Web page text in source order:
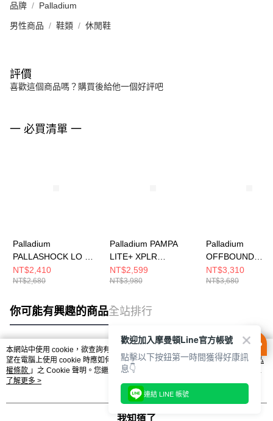
品牌 Palladium
男性商品 鞋類 休閒鞋
評價
喜歡這個商品嗎？購買後給他一個好評吧
一 必買清單 一
Palladium
PALLASHOCK LO OG
WP+~BLACK/BLACK
男女 休閒鞋 74408001
NT$2,410
NT$2,680
Palladium PAMPA
LITE+ XPLR
WP+~BLACK 男女 休
閒鞋 74383008
NT$2,599
NT$3,980
Palladium
OFFBOUND
WP+~BLACK 男
閒鞋 74482008
NT$3,310
NT$3,680
你可能有興趣的商品全站排行
熱門標籤
本網站中使用 cookie，欲查詢有關本網站使用 cookie 方式之詳情，及若您不希
望在電腦上使用 cookie 時應如何變更電腦的 cookie 設定，請參閱本網站「
隱私
權條款 」之 Cookie 聲明。您繼續使用本網站即表示您同意本公司得按本網站使
用條款之 Cookie 聲明使用 cookie。
了解更多 >
我知道了
歡迎加入摩曼頓Line官方帳號
點擊以下按鈕第一時間獲得好康訊
息👇
連結 LINE 帳號